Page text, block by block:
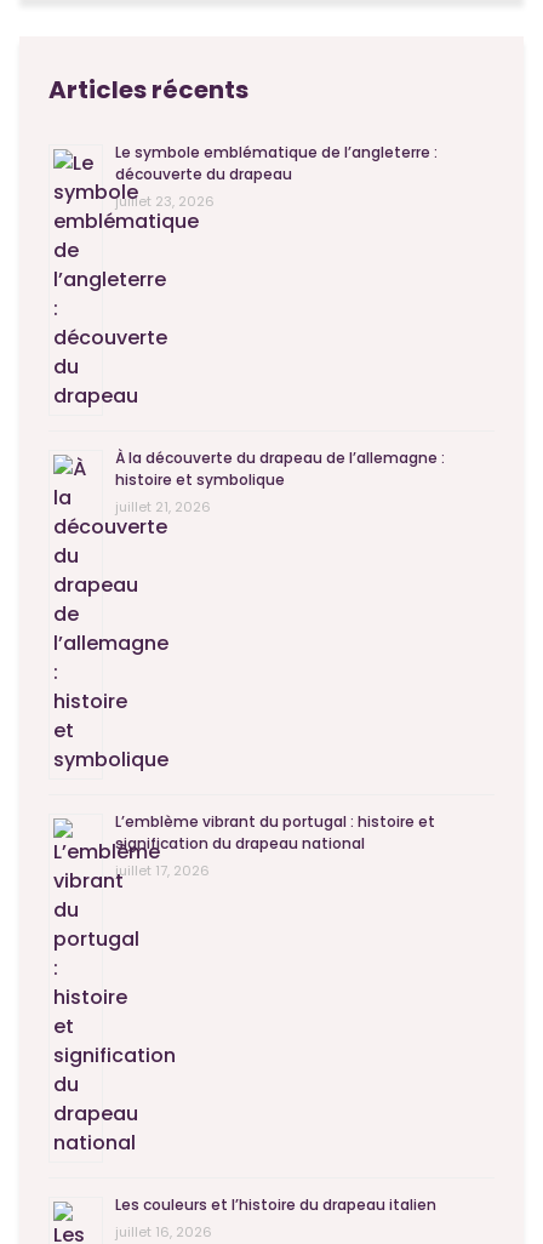
Articles récents
Le symbole emblématique de l’angleterre :
découverte du drapeau
juillet 23, 2026
À la découverte du drapeau de l’allemagne :
histoire et symbolique
juillet 21, 2026
L’emblème vibrant du portugal : histoire et
signification du drapeau national
juillet 17, 2026
Les couleurs et l’histoire du drapeau italien
juillet 16, 2026